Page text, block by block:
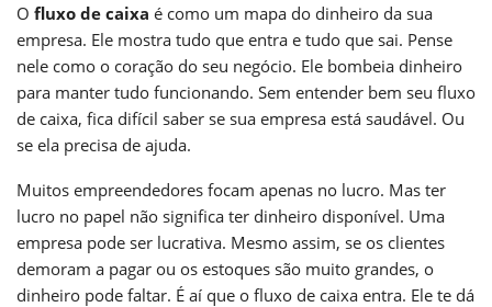
O fluxo de caixa é como um mapa do dinheiro da sua
empresa. Ele mostra tudo que entra e tudo que sai. Pense
nele como o coração do seu negócio. Ele bombeia dinheiro
para manter tudo funcionando. Sem entender bem seu fluxo
de caixa, fica difícil saber se sua empresa está saudável. Ou
se ela precisa de ajuda.
Muitos empreendedores focam apenas no lucro. Mas ter
lucro no papel não significa ter dinheiro disponível. Uma
empresa pode ser lucrativa. Mesmo assim, se os clientes
demoram a pagar ou os estoques são muito grandes, o
dinheiro pode faltar. É aí que o fluxo de caixa entra. Ele te dá